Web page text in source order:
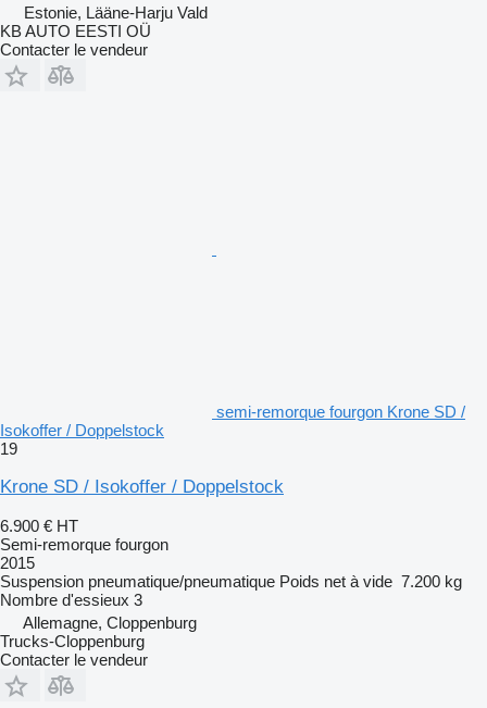
Estonie, Lääne-Harju Vald
KB AUTO EESTI OÜ
Contacter le vendeur
semi-remorque fourgon Krone SD /
Isokoffer / Doppelstock
19
Krone SD / Isokoffer / Doppelstock
6.900 € HT
Semi-remorque fourgon
2015
Suspension pneumatique/pneumatique Poids net à vide 7.200 kg
Nombre d'essieux 3
Allemagne, Cloppenburg
Trucks-Cloppenburg
Contacter le vendeur